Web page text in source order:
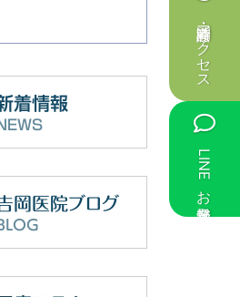
診療時間・アクセス
LINEお友達登録